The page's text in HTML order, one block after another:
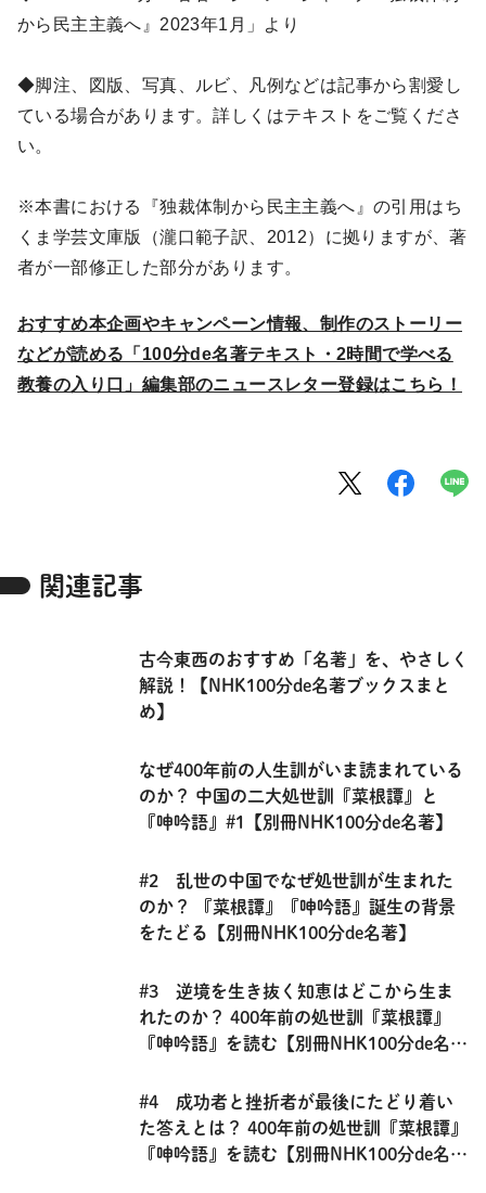
から民主主義へ』2023年1月」より
◆脚注、図版、写真、ルビ、凡例などは記事から割愛し
ている場合があります。詳しくはテキストをご覧くださ
い。
※本書における『独裁体制から民主主義へ』の引用はち
くま学芸文庫版（瀧口範子訳、2012）に拠りますが、著
者が一部修正した部分があります。
おすすめ本企画やキャンペーン情報、制作のストーリー
などが読める「100分de名著テキスト・2時間で学べる
教養の入り口」編集部のニュースレター登録はこちら！
関連記事
古今東西のおすすめ「名著」を、やさしく
解説！【NHK100分de名著ブックスまと
め】
なぜ400年前の人生訓がいま読まれている
のか？ 中国の二大処世訓『菜根譚』と
『呻吟語』#1【別冊NHK100分de名著】
#2 乱世の中国でなぜ処世訓が生まれた
のか？ 『菜根譚』『呻吟語』誕生の背景
をたどる【別冊NHK100分de名著】
#3 逆境を生き抜く知恵はどこから生ま
れたのか？ 400年前の処世訓『菜根譚』
『呻吟語』を読む【別冊NHK100分de名
#4 成功者と挫折者が最後にたどり着い
た答えとは？ 400年前の処世訓『菜根譚』
『呻吟語』を読む【別冊NHK100分de名